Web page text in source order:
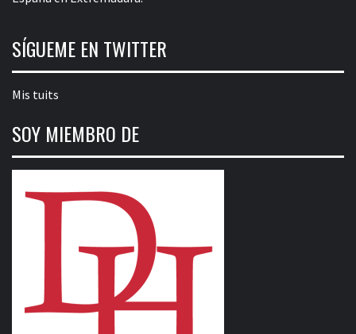
SÍGUEME EN TWITTER
Mis tuits
SOY MIEMBRO DE